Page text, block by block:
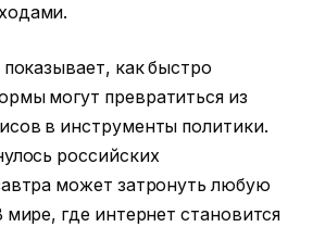
как быстро
могут превратиться из
в инструменты политики.
российских
может затронуть любую
где интернет становится